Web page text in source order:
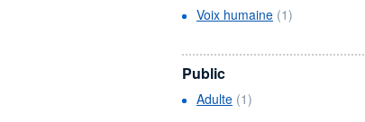
Voix humaine (1)
Public
Adulte (1)